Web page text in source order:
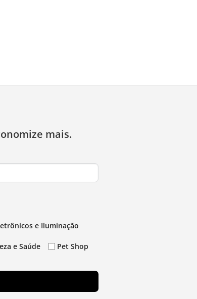
mais.
e Iluminação
e Saúde Pet Shop